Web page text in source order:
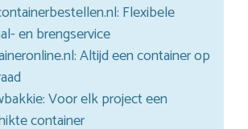
Flexibele
en brengservice
Altijd een container op
Voor elk project een
container